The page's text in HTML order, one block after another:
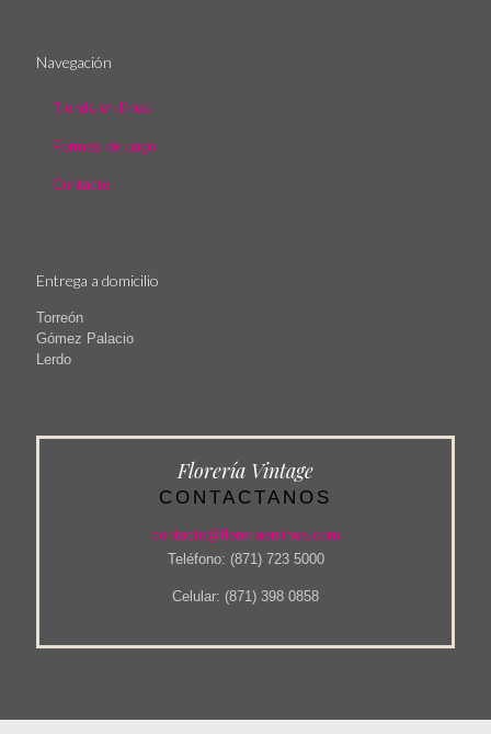
Navegación
Tienda en línea
Formas de pago
Contacto
Entrega a domicilio
Torreón
Gómez Palacio
Lerdo
Florería Vintage
CONTACTANOS
contacto@floreriaenlinea.com
Teléfono: (871) 723 5000
Celular: (871) 398 0858